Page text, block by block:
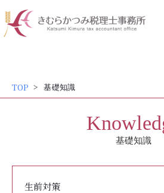
内
容
TOP 基礎知識
基礎知識
生前対策